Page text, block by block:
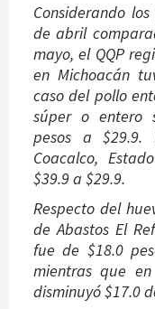
Considerando
de abril
mayo, el QQP
en Michoacán
caso del pollo
súper o entero
pesos a $29.9.
Coacalco,
$39.9 a $29.9.
Respecto del
de Abastos El
fue de $18.0
mientras que
disminuyó $17.0